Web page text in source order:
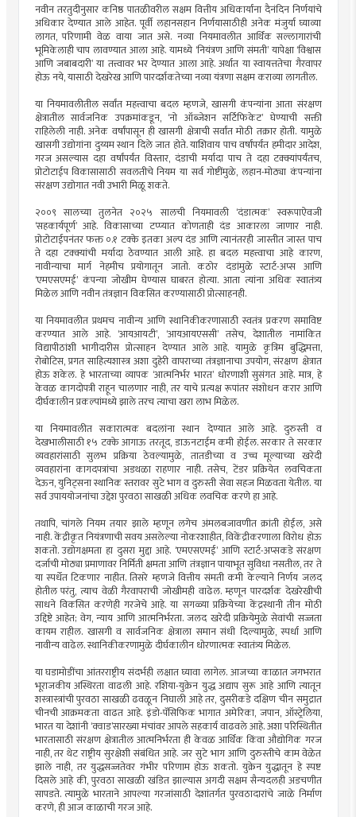
नवीन तरतुदीनुसार कनिष्ठ पातळीवरील सक्षम वित्तीय अधिकार्यांना दैनंदिन निर्णयांचे
अधिकार देण्यात आले आहेत. पूर्वी लहानसहान निर्णयासाठीही अनेक मंजुर्या घ्याव्या
लागत, परिणामी वेळ वाया जात असे. नव्या नियमावलीत आर्थिक सल्लागारांची
भूमिकेलाही चाप लावण्यात आला आहे. यामध्ये ‘नियंत्रण आणि संमती’ यापेक्षा ‘विश्वास
आणि जबाबदारी’ या तत्त्वावर भर देण्यात आला आहे. अर्थात या स्वायत्ततेचा गैरवापर
होऊ नये, यासाठी देखरेख आणि पारदर्शकतेच्या नव्या यंत्रणा सक्षम कराव्या लागतील.
या नियमावलीतील सर्वांत महत्त्वाचा बदल म्हणजे, खासगी कंपन्यांना आता संरक्षण
क्षेत्रातील सार्वजनिक उपक्रमांकडून, ‘नो ऑब्जेशन सर्टिफिकेट’ घेण्याची सक्ती
राहिलेली नाही. अनेक वर्षांपासून ही खासगी क्षेत्राची सर्वांत मोठी तक्रार होती. यामुळे
खासगी उद्योगांना दुय्यम स्थान दिले जात होते. याशिवाय पाच वर्षांपर्यंत हमीदार आदेश,
गरज असल्यास दहा वर्षांपर्यंत विस्तार, दंडाची मर्यादा पाच ते दहा टक्क्यांपर्यंतच,
प्रोटोटाईप विकासासाठी सवलतीचे नियम या सर्व गोष्टींमुळे, लहान-मोठ्या कंपन्यांना
संरक्षण उद्योगात नवी उभारी मिळू शकते.
२००९ सालच्या तुलनेत २०२५ सालची नियमावली ‘दंडात्मक’ स्वरूपाऐवजी
‘सहकार्यपूर्ण’ आहे. विकासाच्या टप्प्यात कोणताही दंड आकारला जाणार नाही.
प्रोटोटाईपनंतर फक्त ०.१ टक्के इतका अल्प दंड आणि त्यानंतरही जास्तीत जास्त पाच
ते दहा टक्क्यांची मर्यादा ठेवण्यात आली आहे. हा बदल महत्त्वाचा आहे कारण,
नावीन्याचा मार्ग नेहमीच प्रयोगातून जातो. कठोर दंडांमुळे स्टार्ट-अप्स आणि
‘एमएसएमई’ कंपन्या जोखीम घेण्यास घाबरत होत्या. आता त्यांना अधिक स्वातंत्र्य
मिळेल आणि नवीन तंत्रज्ञान विकसित करण्यासाठी प्रोत्साहनही.
या नियमावलीत प्रथमच नावीन्य आणि स्थानिकीकरणासाठी स्वतंत्र प्रकरण समाविष्ट
करण्यात आले आहे. ‘आयआयटी’, ‘आयआयएससी’ तसेच, देशातील नामांकित
विद्यापीठांशी भागीदारीस प्रोत्साहन देण्यात आले आहे. यामुळे कृत्रिम बुद्धिमत्ता,
रोबोटिस, प्रगत साहित्यशास्त्र अशा दुहेरी वापराच्या तंत्रज्ञानाचा उपयोग, संरक्षण क्षेत्रात
होऊ शकेल. हे भारताच्या व्यापक ‘आत्मनिर्भर भारत’ धोरणाशी सुसंगत आहे. मात्र, हे
केवळ कागदोपत्री राहून चालणार नाही, तर याचे प्रत्यक्ष रूपांतर संशोधन करार आणि
दीर्घकालीन प्रकल्पांमध्ये झाले तरच त्याचा खरा लाभ मिळेल.
या नियमावलीत सकारात्मक बदलांना स्थान देण्यात आले आहे. दुरुस्ती व
देखभालीसाठी १५ टक्के आगाऊ तरतूद, डाऊनटाईम कमी होईल. सरकार ते सरकार
व्यवहारांसाठी सुलभ प्रक्रिया ठेवल्यामुळे, तातडीच्या व उच्च मूल्याच्या खरेदी
व्यवहारांना कागदपत्रांचा अडथळा राहणार नाही. तसेच, टेंडर प्रक्रियेत लवचिकता
देऊन, युनिट्सना स्थानिक स्तरावर सुटे भाग व दुरुस्ती सेवा सहज मिळवता येतील. या
सर्व उपाययोजनांचा उद्देश पुरवठा साखळी अधिक लवचिक करणे हा आहे.
तथापि, चांगले नियम तयार झाले म्हणून लगेच अंमलबजावणीत क्रांती होईल, असे
नाही. केंद्रीकृत नियंत्रणाची सवय असलेल्या नोकरशाहीत, विकेंद्रीकरणाला विरोध होऊ
शकतो. उद्योगक्षमता हा दुसरा मुद्दा आहे. ‘एमएसएमई’ आणि स्टार्ट-अप्सकडे संरक्षण
दर्जाची मोठ्या प्रमाणावर निर्मिती क्षमता आणि तंत्रज्ञान पायाभूत सुविधा नसतील, तर ते
या स्पर्धेत टिकणार नाहीत. तिसरे म्हणजे वित्तीय संमती कमी केल्याने निर्णय जलद
होतील परंतु, त्याच वेळी गैरवापराची जोखीमही वाढेल. म्हणून पारदर्शक देखरेखीची
साधने विकसित करणेही गरजेचे आहे. या सगळ्या प्रक्रियेच्या केंद्रस्थानी तीन मोठी
उद्दिष्टे आहेत; वेग, न्याय आणि आत्मनिर्भरता. जलद खरेदी प्रक्रियेमुळे सेवांची सज्जता
कायम राहील. खासगी व सार्वजनिक क्षेत्राला समान संधी दिल्यामुळे, स्पर्धा आणि
नावीन्य वाढेल. स्थानिकीकरणामुळे दीर्घकालीन धोरणात्मक स्वातंत्र्य मिळेल.
या घडामोडींचा आंतरराष्ट्रीय संदर्भही लक्षात घ्यावा लागेल. आजच्या काळात जगभरात
भूराजकीय अस्थिरता वाढली आहे. रशिया-युक्रेन युद्ध अद्याप सुरू आहे आणि त्यातून
शस्त्रास्त्रांची पुरवठा साखळी ढवळून निघाली आहे तर, दुसरीकडे दक्षिण चीन समुद्रात
चीनची आक्रमकता वाढत आहे. इंडो-पॅसिफिक भागात अमेरिका, जपान, ऑस्ट्रेलिया,
भारत या देशांनी ‘क्वाड’सारख्या मंचांवर आपले सहकार्य वाढवले आहे. अशा परिस्थितीत
भारतासाठी संरक्षण क्षेत्रातील आत्मनिर्भरता ही केवळ आर्थिक किंवा औद्योगिक गरज
नाही, तर थेट राष्ट्रीय सुरक्षेशी संबंधित आहे. जर सुटे भाग आणि दुरुस्तीचे काम वेळेत
झाले नाही, तर युद्धसज्जतेवर गंभीर परिणाम होऊ शकतो. युक्रेन युद्धातून हे स्पष्ट
दिसले आहे की, पुरवठा साखळी खंडित झाल्यास अगदी सक्षम सैन्यदलही अडचणीत
सापडते. त्यामुळे भारताने आपल्या गरजांसाठी देशांतर्गत पुरवठादारांचे जाळे निर्माण
करणे, ही आज काळाची गरज आहे.